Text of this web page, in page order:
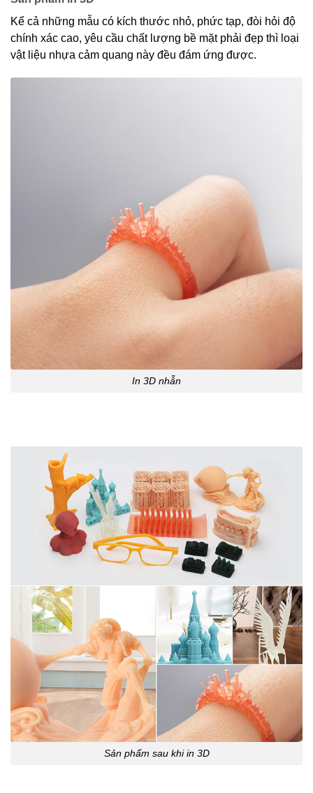
Kể cả những mẫu có kích thước nhỏ, phức tạp, đòi hỏi độ
chính xác cao, yêu cầu chất lượng bề mặt phải đẹp thì loại
vật liệu nhựa cảm quang này đều đám ứng được.
In 3D nhẫn
Sản phẩm sau khi in 3D